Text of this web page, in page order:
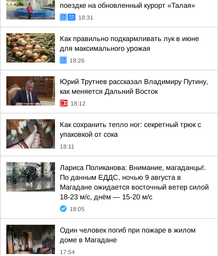
поездке на обновленный курорт «Талая»
18:31
Как правильно подкармливать лук в июне
для максимального урожая
18:26
Юрий Трутнев рассказал Владимиру Путину,
как меняется Дальний Восток
18:12
Как сохранить тепло ног: секретный трюк с
упаковкой от сока
18:11
Лариса Поликанова: Внимание, магаданцы!.
По данным ЕДДС, ночью 9 августа в
Магадане ожидается восточный ветер силой
18-23 м/с, днём — 15-20 м/с
18:05
Один человек погиб при пожаре в жилом
доме в Магадане
17:54